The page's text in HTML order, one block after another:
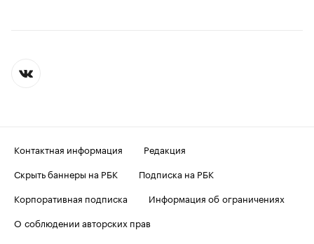
Контактная информация
Редакция
Скрыть баннеры на РБК
Подписка на РБК
Корпоративная подписка
Информация об ограничениях
О соблюдении авторских прав